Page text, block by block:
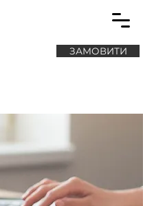
ЗАМОВИТИ